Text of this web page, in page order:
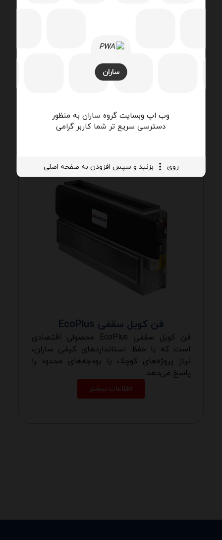
ساران
وب اپ وبسایت گروه ساران به منظور
دسترسی سریع تر شما کاربر گرامی
روی بزنید و سپس افزودن به صفحه اصلی
فن کویل سقفی ProSilent
بیمارستانی طراحی شده که در آن‌ها صدای کم،
دوام و راندمان اهمیت زیادی دارد.
فن کویل سقفی EcoPlus
فن کویل سقفی EcoPlus محصولی اقتصادی
است که با حفظ استانداردهای کیفی ساران،
نیاز پروژه‌های کوچک یا بودجه‌های محدود را
پاسخ می‌دهد.
اطلاعات بیشتر